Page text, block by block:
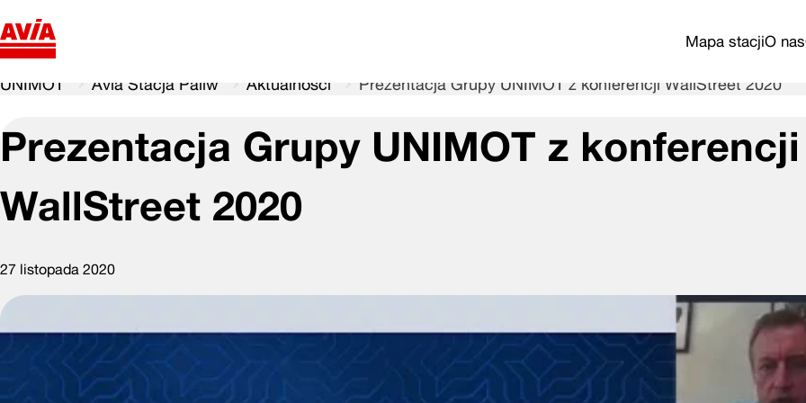
Mapa stacjiO nas
UNIMOT Avia Stacja Paliw Aktualności Prezentacja Grupy UNIMOT z konferencji WallStreet 2020
Prezentacja Grupy UNIMOT z konferencji
WallStreet 2020
27 listopada 2020